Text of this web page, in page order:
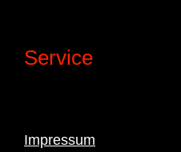
Service
Impressum